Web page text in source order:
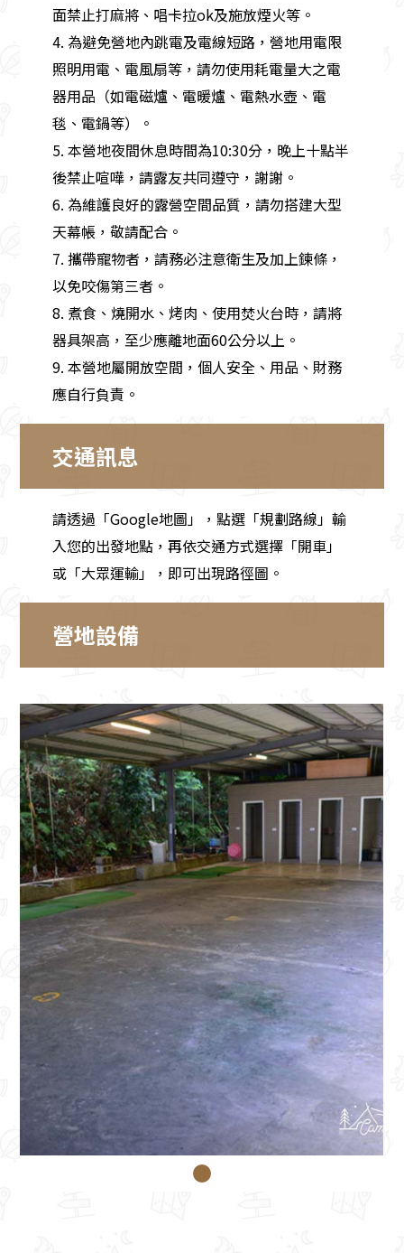
面禁止打麻將、唱卡拉ok及施放煙火等。
4. 為避免營地內跳電及電線短路，營地用電限
照明用電、電風扇等，請勿使用耗電量大之電
器用品（如電磁爐、電暖爐、電熱水壺、電
毯、電鍋等）。
5. 本營地夜間休息時間為10:30分，晚上十點半
後禁止喧嘩，請露友共同遵守，謝謝。
6. 為維護良好的露營空間品質，請勿搭建大型
天幕帳，敬請配合。
7. 攜帶寵物者，請務必注意衛生及加上鍊條，
以免咬傷第三者。
8. 煮食、燒開水、烤肉、使用焚火台時，請將
器具架高，至少應離地面60公分以上。
9. 本營地屬開放空間，個人安全、用品、財務
應自行負責。
交通訊息
請透過「Google地圖」，點選「規劃路線」輸
入您的出發地點，再依交通方式選擇「開車」
或「大眾運輸」，即可出現路徑圖。
營地設備